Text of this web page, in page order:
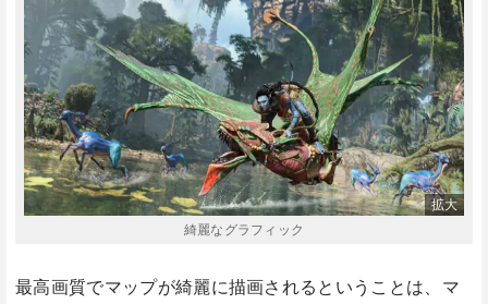
綺麗なグラフィック
最高画質でマップが綺麗に描画されるということは、マ